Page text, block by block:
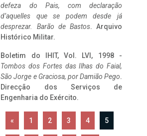
defeza do Pais, com declaração
d’aquelles que se podem desde já
desprezar. Barão de Bastos. Arquivo
Histórico Militar.
Boletim do IHIT, Vol. LVI, 1998 -
Tombos dos Fortes das Ilhas do Faial,
São Jorge e Graciosa, por Damião Pego.
Direcção dos Serviços de
Engenharia do Exército.
« 1 2 3 4 5